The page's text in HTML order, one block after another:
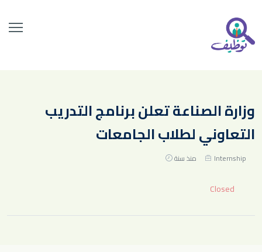
وزارة الصناعة تعلن برنامج التدريب
التعاوني لطلاب الجامعات
Internship منذ سنة
Closed